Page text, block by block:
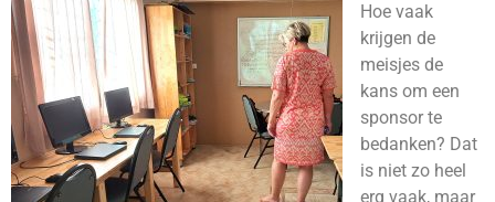
Hoe vaak
krijgen de
meisjes de
kans om een
sponsor te
bedanken? Dat
is niet zo heel
erg vaak, maar